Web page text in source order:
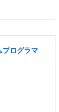
プログラマ